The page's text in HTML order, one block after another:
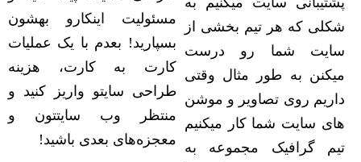
شکلی که هر تیم بخشی از
سایت شما رو درست
میکنن به طور مثال وقتی
داریم روی تصاویر و موشن
های سایت شما کار میکنیم
تیم گرافیک مجموعه به
مسئولیت اینکارو بهشون
بسپارید! بعدم با یک عملیات
کارت به کارت، هزینه
طراحی سایتو واریز کنید و
منتظر وب سایتتون و
معجزه‌های بعدی باشید!